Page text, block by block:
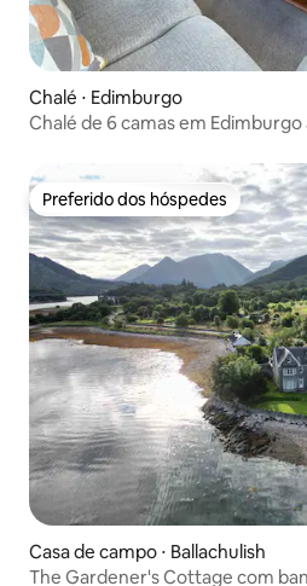
Chalé ⋅ Edimburgo
Chalé de 6 camas em
Preferido dos hóspedes
Preferido dos hóspedes
Casa de campo ⋅ Ballachulish
The Gardener's Cottage com